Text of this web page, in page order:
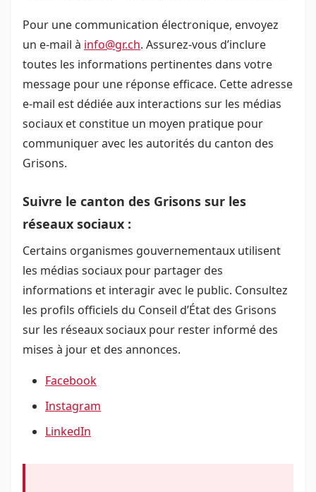
Pour une communication électronique, envoyez
un e-mail à info@gr.ch. Assurez-vous d’inclure
toutes les informations pertinentes dans votre
message pour une réponse efficace. Cette adresse
e-mail est dédiée aux interactions sur les médias
sociaux et constitue un moyen pratique pour
communiquer avec les autorités du canton des
Grisons.
Suivre le canton des Grisons sur les
réseaux sociaux :
Certains organismes gouvernementaux utilisent
les médias sociaux pour partager des
informations et interagir avec le public. Consultez
les profils officiels du Conseil d’État des Grisons
sur les réseaux sociaux pour rester informé des
mises à jour et des annonces.
Facebook
Instagram
LinkedIn